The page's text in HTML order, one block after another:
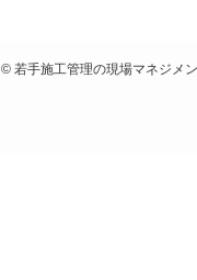
©若手施工管理の現場マネジメ